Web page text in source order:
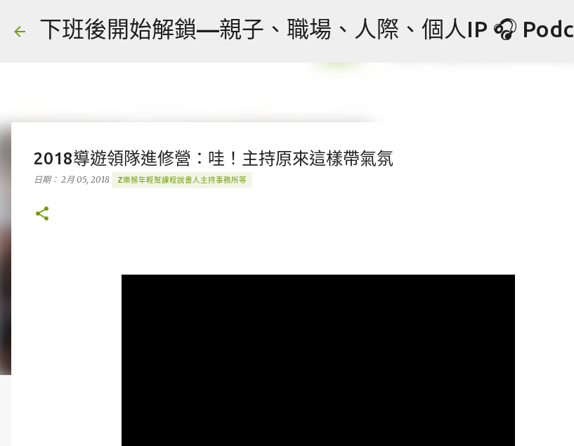
跳到主要內容
下班後開始解鎖—親子、職場、人際、個人IP 🎧
2018導遊領隊進修營：哇！主持原來這樣帶氣氛
日期： 2月 05, 2018 Z樂猴年輕幫課程說書人主持事務所等